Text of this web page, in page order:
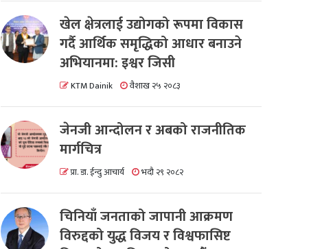
खेल क्षेत्रलाई उद्योगको रूपमा विकास
गर्दै आर्थिक समृद्धिको आधार बनाउने
अभियानमा: इश्वर जिसी
KTM Dainik वैशाख २५ २०८३
जेनजी आन्दोलन र अबको राजनीतिक
मार्गचित्र
प्रा. डा. ईन्दु आचार्य भदौ २९ २०८२
चिनियाँ जनताको जापानी आक्रमण
विरुद्दको युद्ध विजय र विश्वफासिष्ट